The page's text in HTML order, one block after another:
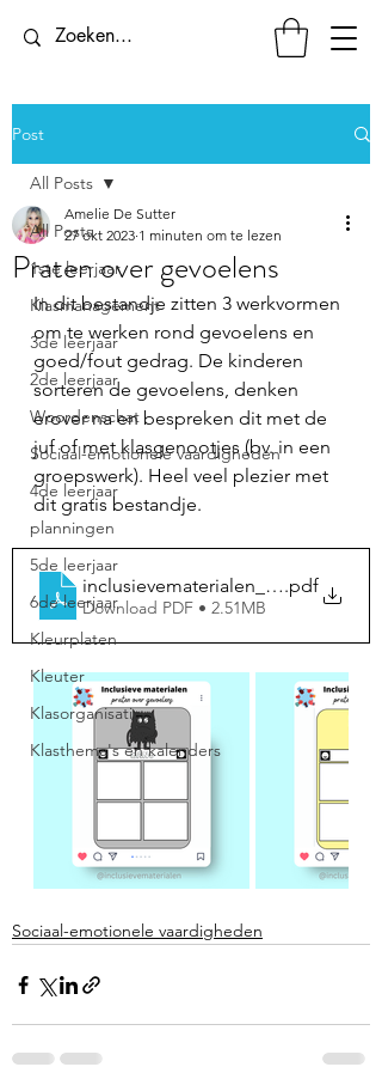
Post
All Posts
1ste leerjaar
Klasmanagement
3de leerjaar
2de leerjaar
Woordenschat
Sociaal-emotionele vaardigheden
4de leerjaar
planningen
5de leerjaar
6de leerjaar
Kleurplaten
Kleuter
Klasorganisatie
Klasthema's en kalenders
All Posts
Praten over gevoelens
Amelie De Sutter
27 okt 2023 1 minuten om te lezen
In dit bestandje zitten 3 werkvormen
om te werken rond gevoelens en
goed/fout gedrag. De kinderen
sorteren de gevoelens, denken
erover na en bespreken dit met de
juf of met klasgenootjes (bv. in een
groepswerk). Heel veel plezier met
dit gratis bestandje.
.pdf
Download PDF • 2.51MB
Sociaal-emotionele vaardigheden